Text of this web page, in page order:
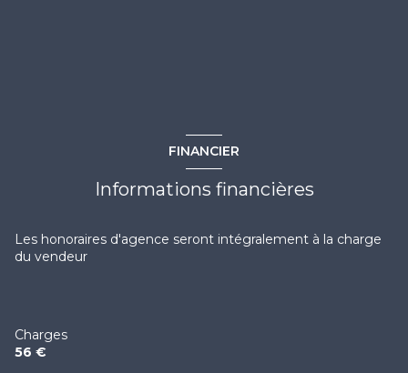
FINANCIER
Informations financières
Les honoraires d'agence seront intégralement à la charge
du vendeur
Charges
56 €